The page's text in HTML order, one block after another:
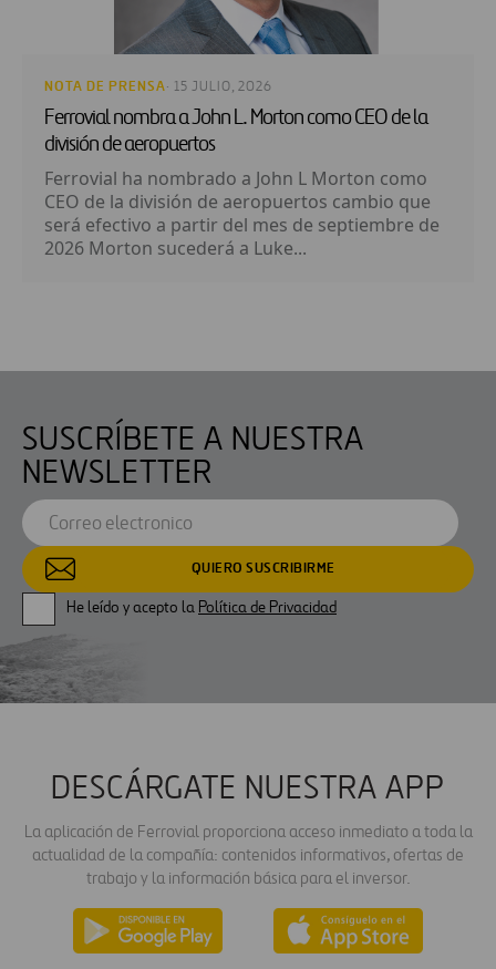
NOTA DE PRENSA· 15 JULIO, 2026
Ferrovial nombra a John L. Morton como CEO de la
división de aeropuertos
Ferrovial ha nombrado a John L Morton como
CEO de la división de aeropuertos cambio que
será efectivo a partir del mes de septiembre de
2026 Morton sucederá a Luke...
SUSCRÍBETE A NUESTRA
NEWSLETTER
He leído y acepto la Política de Privacidad
DESCÁRGATE NUESTRA APP
La aplicación de Ferrovial proporciona acceso inmediato a toda la
actualidad de la compañía: contenidos informativos, ofertas de
trabajo y la información básica para el inversor.